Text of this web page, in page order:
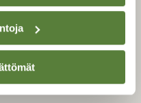
Luonto -lehden
on
.